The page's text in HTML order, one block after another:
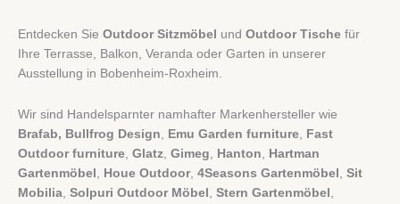
Entdecken Sie Outdoor Sitzmöbel und Outdoor Tische für
Ihre Terrasse, Balkon, Veranda oder Garten in unserer
Ausstellung in Bobenheim-Roxheim.
Wir sind Handelsparnter namhafter Markenhersteller wie
Brafab, Bullfrog Design
Emu Garden furniture Fast
Outdoor furniture Glatz Gimeg Hanton
Hartman
Gartenmöbel
Houe Outdoor, 4Seasons Gartenmöbel Sit
Mobilia Solpuri Outdoor Möbel Stern Gartenmöbel